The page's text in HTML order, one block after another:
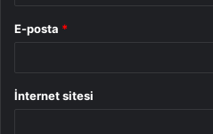
E-posta *
İnternet sitesi